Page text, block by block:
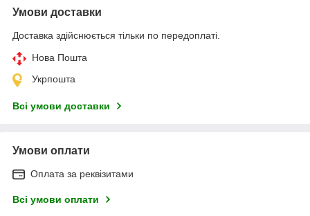
Умови доставки
Доставка здійснюється тільки по передоплаті.
Нова Пошта
Укрпошта
Всі умови доставки
Умови оплати
Оплата за реквізитами
Всі умови оплати